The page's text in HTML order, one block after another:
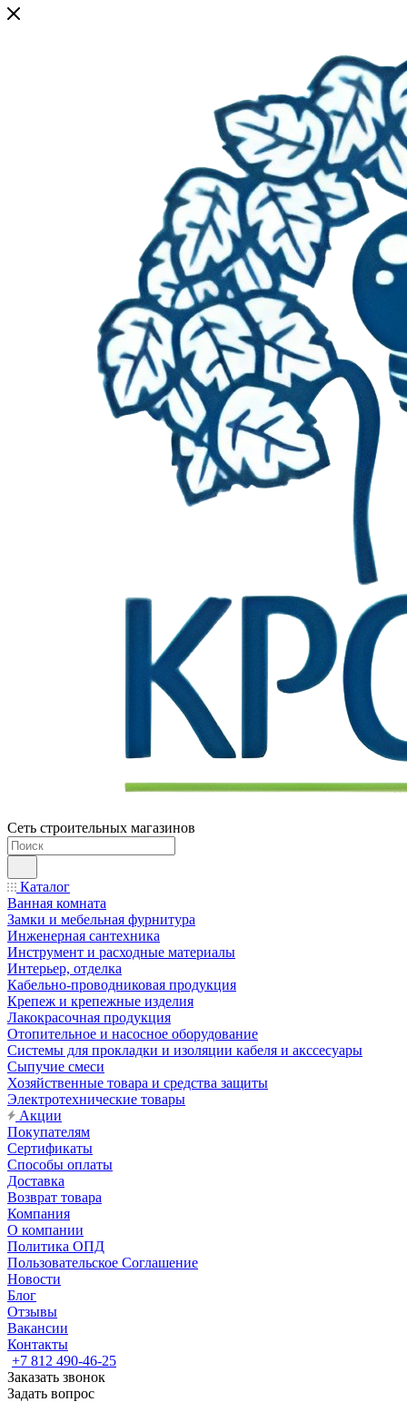
Сеть строительных магазинов
Каталог
Ванная комната
Замки и мебельная фурнитура
Инженерная сантехника
Инструмент и расходные материалы
Интерьер, отделка
Кабельно-проводниковая продукция
Крепеж и крепежные изделия
Лакокрасочная продукция
Отопительное и насосное оборудование
Системы для прокладки и изоляции кабеля и акссесуары
Сыпучие смеси
Хозяйственные товара и средства защиты
Электротехнические товары
Акции
Покупателям
Сертификаты
Способы оплаты
Доставка
Возврат товара
Компания
О компании
Политика ОПД
Пользовательское Соглашение
Новости
Блог
Отзывы
Вакансии
Контакты
+7 812 490-46-25
Заказать звонок
Задать вопрос